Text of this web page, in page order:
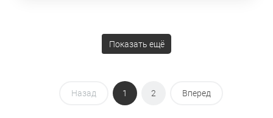
Показать ещё
Назад 1 2 Вперед